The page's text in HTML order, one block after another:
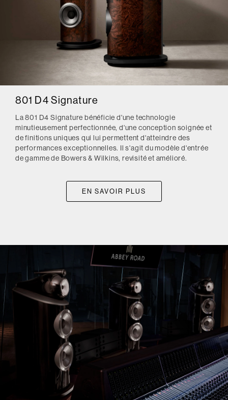
801 D4 Signature
La 801 D4 Signature bénéficie d'une technologie
minutieusement perfectionnée, d'une conception soignée et
de finitions uniques qui lui permettent d'atteindre des
performances exceptionnelles. Il s'agit du modèle d'entrée
de gamme de Bowers & Wilkins, revisité et amélioré.
EN SAVOIR PLUS